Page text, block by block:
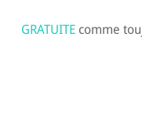
GRATUITEcomme